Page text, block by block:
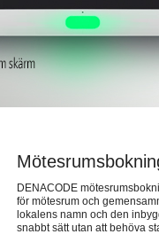
DENACODE
för mötesrum och
lokalens namn och den
snabbt sätt utan att behöva